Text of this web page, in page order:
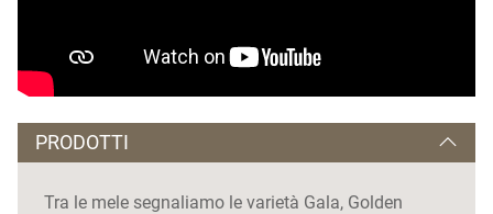
PRODOTTI
Tra le mele segnaliamo le varietà Gala, Golden